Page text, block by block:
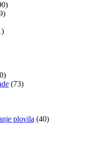
(73)
plovila (40)